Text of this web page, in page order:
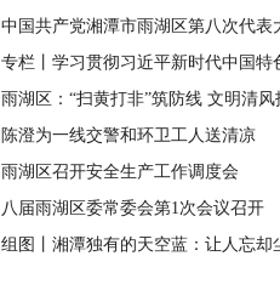
中国共产党湘潭市雨湖区第八次代表
雨湖区：“扫黄打非”筑防线 文明清风
陈澄为一线交警和环卫工人送清凉
雨湖区召开安全生产工作调度会
八届雨湖区委常委会第1次会议召开